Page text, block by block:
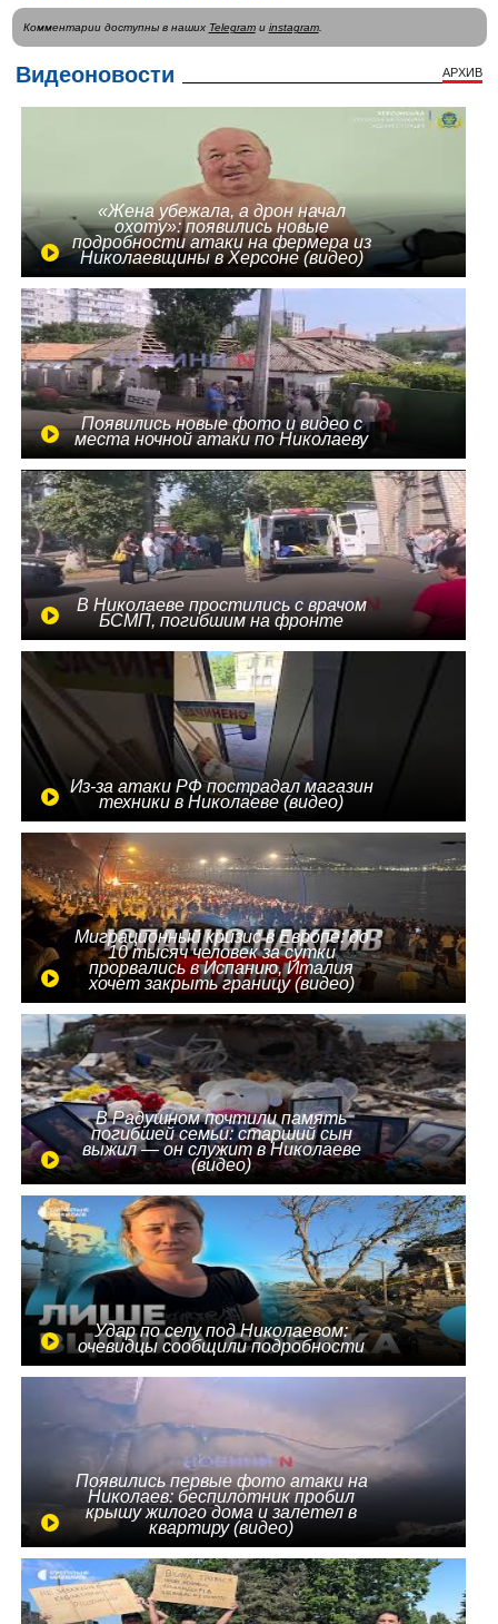
Комментарии доступны в наших Telegramи instagram.
Видеоновости АРХИВ
«Жена убежала, а дрон начал
охоту»: появились новые
подробности атаки на фермера из
Николаевщины в Херсоне (видео)
Появились новые фото и видео с
места ночной атаки по Николаеву
В Николаеве простились с врачом
БСМП, погибшим на фронте
Из-за атаки РФ пострадал магазин
техники в Николаеве (видео)
Миграционный кризис в Европе: до
10 тысяч человек за сутки
прорвались в Испанию, Италия
хочет закрыть границу (видео)
В Радушном почтили память
погибшей семьи: старший сын
выжил — он служит в Николаеве
(видео)
Удар по селу под Николаевом:
очевидцы сообщили подробности
Появились первые фото атаки на
Николаев: беспилотник пробил
крышу жилого дома и залетел в
квартиру (видео)